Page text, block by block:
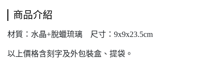
商品介紹
材質：水晶+脫蠟琉璃 尺寸：9x9x23.5cm
以上價格含刻字及外包裝盒、提袋。